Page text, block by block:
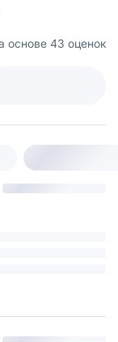
основе 43 оценок